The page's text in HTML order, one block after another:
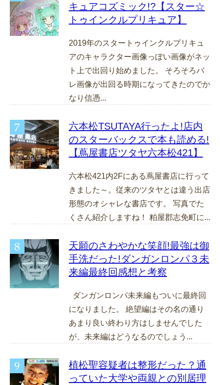
キュアコズミック!?【スター☆
トゥインクルプリキュア】
2019年のスタートゥインクルプリキュ
アのキャラクター画像っぽい画像がネッ
ト上で出回り始めました。 そろそろバ
レ画像が出回る時期になってきたのでか
なり信憑...
六本松TSUTAYA行ったよ!店内
のスターバックスで本も読める!
【蔦屋書店ツタヤ六本松421】
六本松421内2Fにある蔦屋書店に行って
きました～。従来のツタヤとは違う出店
形態のオシャレな書店です。 写真でた
くさん紹介しますね！ 粕屋郡志免町に...
天願のさわやかな笑顔!最強は御
手洗だった!ダンガンロンパ３未
来編最終回感想と考察
ダンガンロンパ未来編もついに最終回
になりました。 絶望編はその名の通り
あまり良い終わり方はしませんでした
が、未来編はどうなるのでしょう...
植松聖容疑者は整形だった？通
っていた大学や両親との別居理